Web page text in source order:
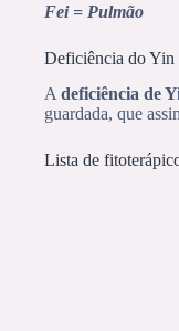
Fei = Pulmão
Deficiência do Yin
A deficiência de
guardada, que
Lista de